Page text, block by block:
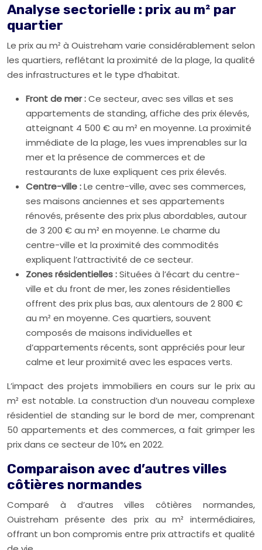
Analyse sectorielle : prix au m² par
quartier
Le prix au m² à Ouistreham varie considérablement selon
les quartiers, reflétant la proximité de la plage, la qualité
des infrastructures et le type d’habitat.
Front de mer :Ce secteur, avec ses villas et ses
appartements de standing, affiche des prix élevés,
atteignant 4 500 € au m² en moyenne. La proximité
immédiate de la plage, les vues imprenables sur la
mer et la présence de commerces et de
restaurants de luxe expliquent ces prix élevés.
Centre-ville :Le centre-ville, avec ses commerces,
ses maisons anciennes et ses appartements
rénovés, présente des prix plus abordables, autour
de 3 200 € au m² en moyenne. Le charme du
centre-ville et la proximité des commodités
expliquent l’attractivité de ce secteur.
Zones résidentielles :Situées à l’écart du centre-
ville et du front de mer, les zones résidentielles
offrent des prix plus bas, aux alentours de 2 800 €
au m² en moyenne. Ces quartiers, souvent
composés de maisons individuelles et
d’appartements récents, sont appréciés pour leur
calme et leur proximité avec les espaces verts.
L’impact des projets immobiliers en cours sur le prix au
m² est notable. La construction d’un nouveau complexe
résidentiel de standing sur le bord de mer, comprenant
50 appartements et des commerces, a fait grimper les
prix dans ce secteur de 10% en 2022.
Comparaison avec d’autres villes
côtières normandes
Comparé à d’autres villes côtières normandes,
Ouistreham présente des prix au m² intermédiaires,
offrant un bon compromis entre prix attractifs et qualité